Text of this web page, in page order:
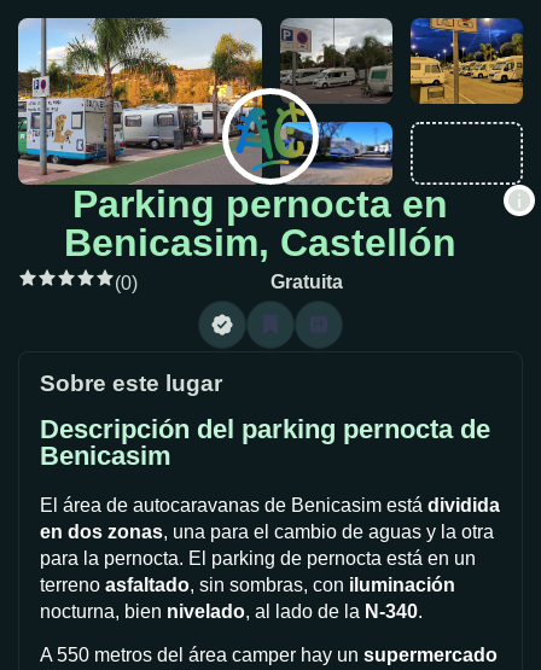
Parking pernocta en
Benicasim, Castellón
(0) Gratuita
Sobre este lugar
Descripción del parking pernocta de
Benicasim
El área de autocaravanas de Benicasim está dividida
en dos zonas, una para el cambio de aguas y la otra
para la pernocta. El parking de pernocta está en un
terreno asfaltado, sin sombras, con iluminación
nocturna, bien nivelado, al lado de la N-340.
A 550 metros del área camper hay un supermercado